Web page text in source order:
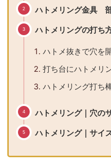
ハトメリング金具
ハトメリングの打ち
ハトメ抜きで穴を
打ち台にハトメリ
ハトメリング打ち
ハトメリング｜穴の
ハトメリング｜サイ